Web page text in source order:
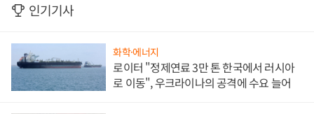
인기기사
화학·에너지
로이터 "정제연료 3만 톤 한국에서 러시아
로 이동", 우크라이나의 공격에 수요 늘어